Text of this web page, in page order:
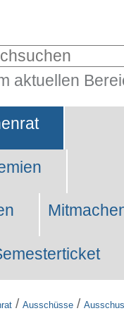
aktuellen
/ Ausschüsse /